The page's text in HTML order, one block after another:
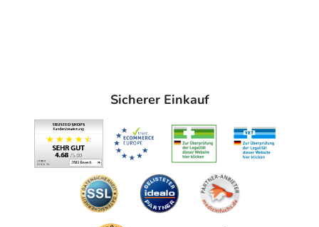
Sicherer Einkauf